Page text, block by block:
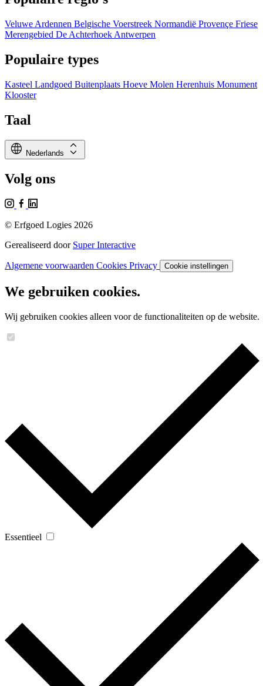
Veluwe Ardennen Belgische Voerstreek Normandië Provençe Friese
Merengebied De Achterhoek Antwerpen
Populaire types
Kasteel Landgoed Buitenplaats Hoeve Molen Herenhuis Monument
Klooster
Taal
language Nederlands expand_all
Volg ons
© Erfgoed Logies 2026
Gerealiseerd door Super Interactive
Algemene voorwaarden Cookies Privacy Cookie instellingen
We gebruiken cookies.
Wij gebruiken cookies alleen voor de functionaliteiten op de website.
Essentieel